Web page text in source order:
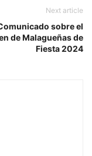
Next article
sobre el
de Malagueñas de
Fiesta 2024